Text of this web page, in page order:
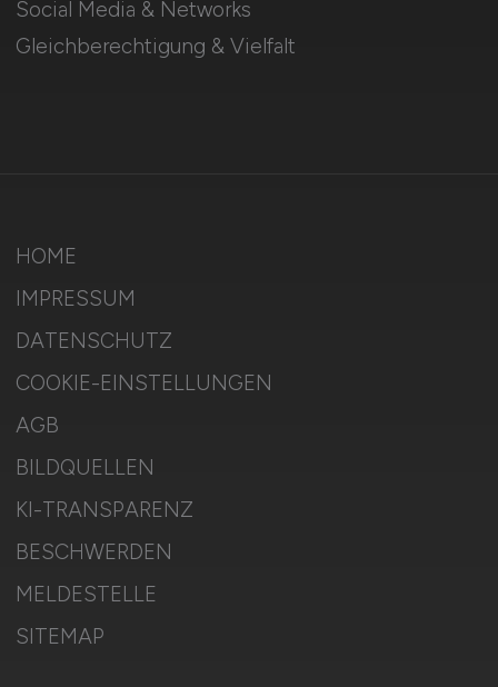
Social Media & Networks
Gleichberechtigung & Vielfalt
HOME
IMPRESSUM
DATENSCHUTZ
COOKIE-EINSTELLUNGEN
AGB
BILDQUELLEN
KI-TRANSPARENZ
BESCHWERDEN
MELDESTELLE
SITEMAP